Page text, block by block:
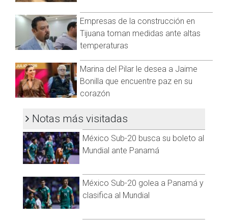
Puntualizó que la alcaldesa Caballero, -seguramente- debe
de tener un perfil importante para atender los temas del
Visita y accede a todo nuestro contenido |
www.cadenanoticias.com| Twitter:@cadena_noticias
Facebook:@cadenanoticiasmx
https://t.me/GrupoCadenaResumen
Empresas de la construcción en
Tijuana toman medidas ante altas
temperaturas
Marina del Pilar le desea a Jaime
Bonilla que encuentre paz en su
corazón
Notas más visitadas
México Sub-20 busca su boleto al
Mundial ante Panamá
México Sub-20 golea a Panamá y
clasifica al Mundial